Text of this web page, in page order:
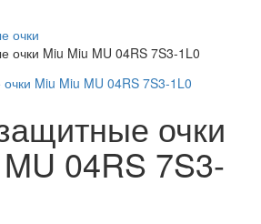
очки
очки Miu Miu MU 04RS 7S3-1L0
очки
04RS 7S3-